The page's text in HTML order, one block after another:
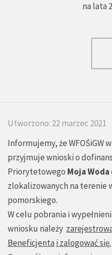
na lata
Utworzono: 22 marzec 2021
Informujemy, że WFOŚiGW
przyjmuje wnioski o
Priorytetowego Moja Woda
zlokalizowanych na terenie
pomorskiego.
W celu pobrania i
wniosku należy
Beneficjenta i zalogować się.